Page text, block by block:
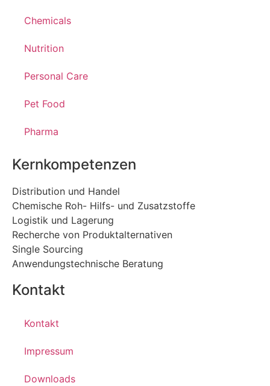
Chemicals
Nutrition
Personal Care
Pet Food
Pharma
Kernkompetenzen
Distribution und Handel
Chemische Roh- Hilfs- und Zusatzstoffe
Logistik und Lagerung
Recherche von Produktalternativen
Single Sourcing
Anwendungstechnische Beratung
Kontakt
Kontakt
Impressum
Downloads